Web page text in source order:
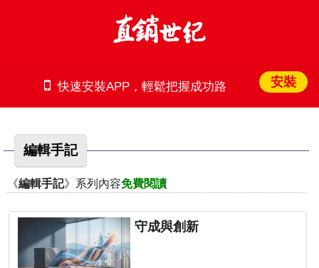
快速安裝APP，輕鬆把握成功路 安裝
編輯手記
《編輯手記》系列內容免費閱讀
守成與創新